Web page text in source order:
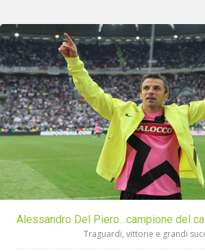
Alessandro Del Piero…campione del
Traguardi, vittorie e grandi